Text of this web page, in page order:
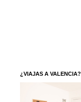
¿VIAJAS A VALENCIA?